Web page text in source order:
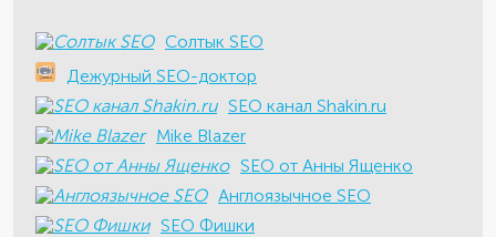
Солтык SEO
Дежурный SEO-доктор
SEO канал Shakin.ru
Mike Blazer
SEO от Анны Ященко
Англоязычное SEO
SEO Фишки